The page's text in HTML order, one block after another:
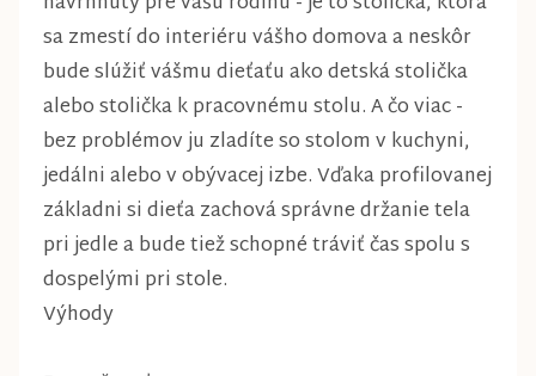
sa zmestí do interiéru vášho domova a neskôr
bude slúžiť vášmu dieťaťu ako detská stolička
alebo stolička k pracovnému stolu. A čo viac -
bez problémov ju zladíte so stolom v kuchyni,
jedálni alebo v obývacej izbe. Vďaka profilovanej
základni si dieťa zachová správne držanie tela
pri jedle a bude tiež schopné tráviť čas spolu s
dospelými pri stole.
Výhody